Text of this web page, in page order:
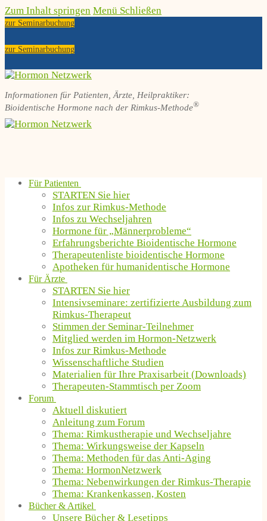
Zum Inhalt springen Menü Schließen
zur Seminarbuchung
zur Seminarbuchung
Informationen für Patienten, Ärzte, Heilpraktiker:
Bioidentische Hormone nach der Rimkus-Methode®
Für Patienten
STARTEN Sie hier
Infos zur Rimkus-Methode
Infos zu Wechseljahren
Hormone für „Männerprobleme“
Erfahrungsberichte Bioidentische Hormone
Therapeutenliste bioidentische Hormone
Apotheken für humanidentische Hormone
Für Ärzte
STARTEN Sie hier
Intensivseminare: zertifizierte Ausbildung zum
Rimkus-Therapeut
Stimmen der Seminar-Teilnehmer
Mitglied werden im Hormon-Netzwerk
Infos zur Rimkus-Methode
Wissenschaftliche Studien
Materialien für Ihre Praxisarbeit (Downloads)
Therapeuten-Stammtisch per Zoom
Forum
Aktuell diskutiert
Anleitung zum Forum
Thema: Rimkustherapie und Wechseljahre
Thema: Wirkungsweise der Kapseln
Thema: Methoden für das Anti-Aging
Thema: HormonNetzwerk
Thema: Nebenwirkungen der Rimkus-Therapie
Thema: Krankenkassen, Kosten
Bücher & Artikel
Unsere Bücher & Lesetipps